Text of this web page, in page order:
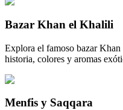
Bazar Khan el Khalili
Explora el famoso bazar
historia, colores y aromas
Menfis y Saqqara